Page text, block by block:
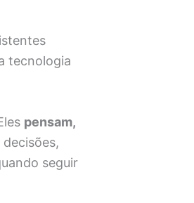
tecnologia
pensam,
seguir